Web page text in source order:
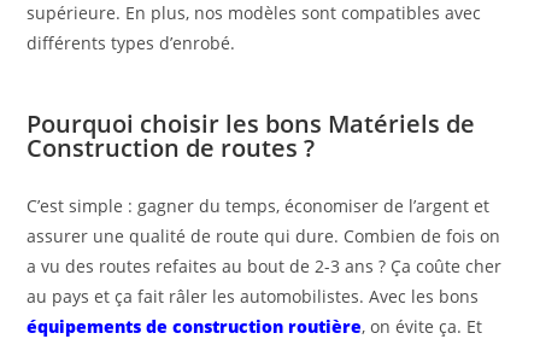
supérieure. En plus, nos modèles sont compatibles avec
différents types d’enrobé.
Pourquoi choisir les bons Matériels de
Construction de routes ?
C’est simple : gagner du temps, économiser de l’argent et
assurer une qualité de route qui dure. Combien de fois on
a vu des routes refaites au bout de 2-3 ans ? Ça coûte cher
au pays et ça fait râler les automobilistes. Avec les bons
équipements de construction routière, on évite ça. Et